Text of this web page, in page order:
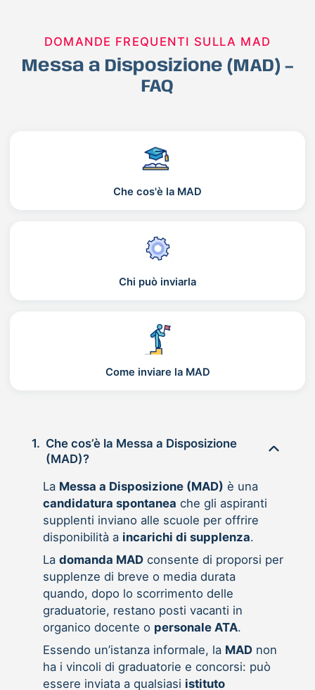
DOMANDE FREQUENTI SULLA MAD
Messa a Disposizione (MAD) –
FAQ
Che cos'è la MAD
Chi può inviarla
Come inviare la MAD
1. Che cos’è la Messa a Disposizione
(MAD)?
La Messa a Disposizione (MAD) è una
candidatura spontanea che gli aspiranti
supplenti inviano alle scuole per offrire
disponibilità a incarichi di supplenza.
La domanda MADconsente di proporsi per
supplenze di breve o media durata
quando, dopo lo scorrimento delle
graduatorie, restano posti vacanti in
organico docente o personale ATA.
Essendo un’istanza informale, la MADnon
ha i vincoli di graduatorie e concorsi: può
essere inviata a qualsiasi istituto